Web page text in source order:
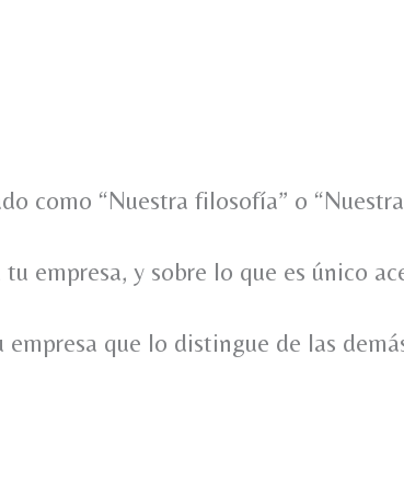
como “Nuestra filosofía” o
empresa, y sobre lo que es único
que lo distingue de las